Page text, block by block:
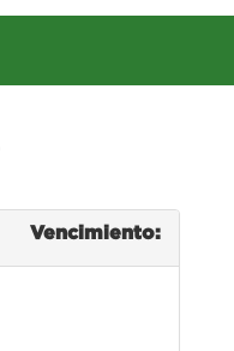
Vencimiento: